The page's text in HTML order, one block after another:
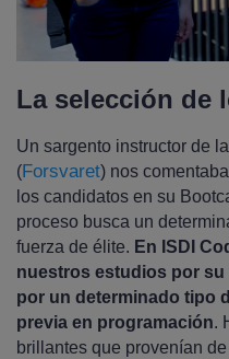
La selección de
Un sargento instructor de
(Forsvaret) nos
los candidatos en su
proceso busca un
fuerza de élite. En ISDI
nuestros estudios por su
por un determinado tipo
previa en programación.
brillantes que provenían